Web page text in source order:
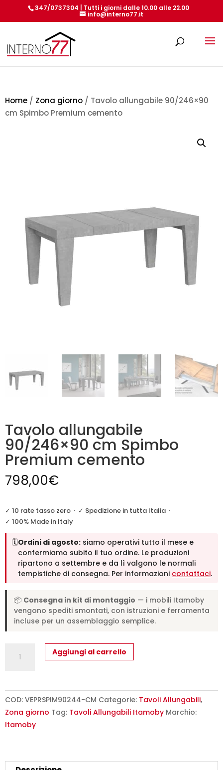
347/0737304 | Tutti i giorni dalle 10.00 alle 22.00
info@interno77.it
Home / Zona giorno / Tavolo allungabile 90/246×90
cm Spimbo Premium cemento
Tavolo allungabile
90/246×90 cm Spimbo
Premium cemento
798,00€
✓ 10 rate tasso zero · ✓ Spedizione in tutta Italia ·
✓ 100% Made in Italy
🗓️Ordini di agosto: siamo operativi tutto il mese e
confermiamo subito il tuo ordine. Le produzioni
ripartono a settembre e da lì valgono le normali
tempistiche di consegna. Per informazioni contattaci.
📦 Consegna in kit di montaggio — i mobili Itamoby
vengono spediti smontati, con istruzioni e ferramenta
incluse per un assemblaggio semplice.
allungabile
Spimbo
Premium
cemento
Aggiungi al carrello
COD: VEPRSPIM90244-CM Categorie: Tavoli Allungabili,
Zona giorno Tag: Tavoli Allungabili Itamoby Marchio:
Itamoby